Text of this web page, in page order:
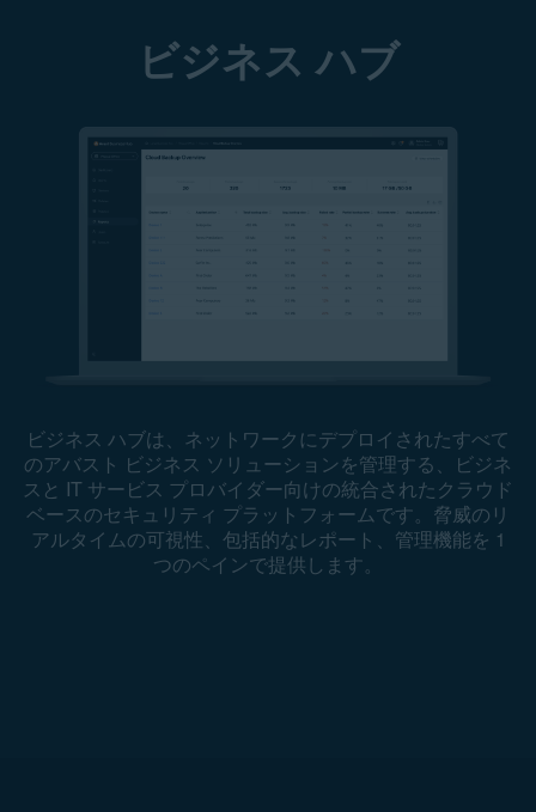
ビジネス ハブ
ビジネス ハブは、ネットワークにデプロイされたすべて
のアバスト ビジネス ソリューションを管理する、ビジネ
スと IT サービス プロバイダー向けの統合されたクラウド
ベースのセキュリティ プラットフォームです。脅威のリ
アルタイムの可視性、包括的なレポート、管理機能を 1
つのペインで提供します。